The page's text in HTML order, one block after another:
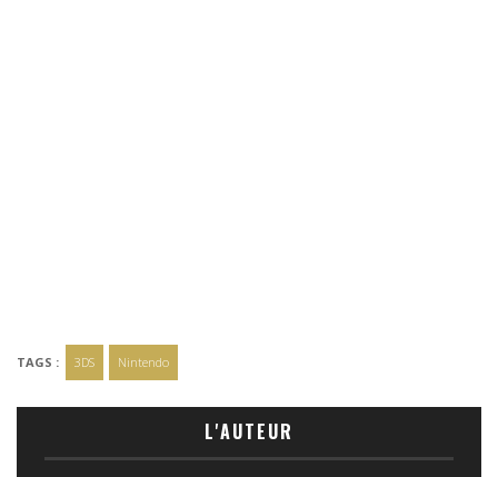
TAGS : 3DS Nintendo
L'AUTEUR